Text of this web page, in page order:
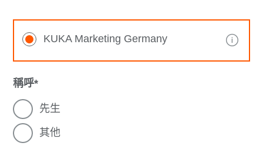
KUKA Marketing Germany
稱呼
先生
其他